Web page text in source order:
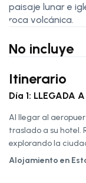
paisaje lunar e
roca volcánica.
No incluye
Itinerario
Día 1: LLEGADA
Al llegar al
traslado a su hotel.
explorando la
Alojamiento en